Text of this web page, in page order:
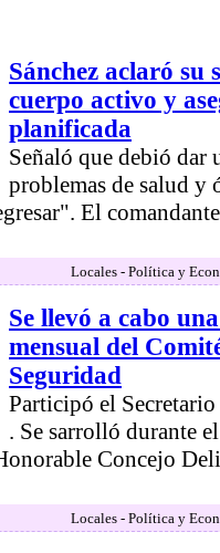
Sánchez aclaró su
cuerpo activo y
planificada
Señaló que debió dar
problemas de salud y
El
Locales - Política y
Se llevó a cabo
mensual del
Seguridad
Participó el
. Se sarrolló durante
Concejo
Locales - Política y